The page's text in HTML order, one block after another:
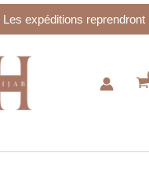
Les expéditions